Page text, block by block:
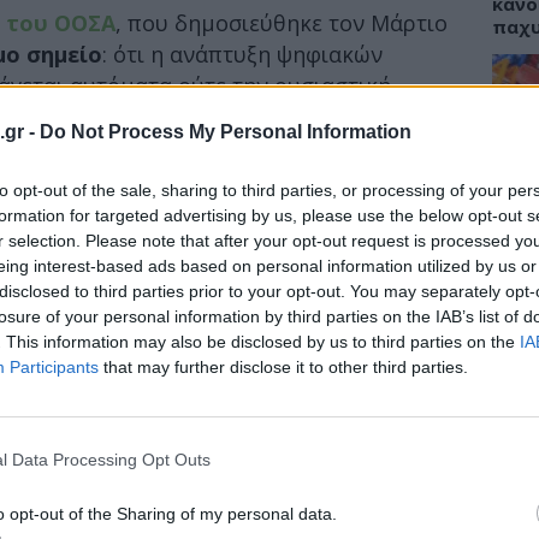
- Do Not Process My Personal Information
opt-out of the sale, sharing to third parties, or processing of your
for targeted advertising by us, please use the below opt-out
selection. Please note that after your opt-out request is processed
interest-based ads based on personal information utilized by us
to third parties prior to your opt-out. You may separately
of your personal information by third parties on the IAB’s list of
This information may also be disclosed by us to third parties on the
Participants that may further disclose it to other third parties.
Data Processing Opt Outs
opt-out of the Sharing of my personal data.
του ΟΟΣΑ, που δημοσιεύθηκε τον Μάρτιο
σημείο: ότι η ανάπτυξη ψηφιακών
αυτόματα ούτε την ουσιαστική
ούτε την ομαλή λειτουργία των
βασίστηκε στα δεδομένα της έρευνας
κενά και ασυνέχειες που, στην πράξη,
στιςδυνατότητεςτων συστημάτων
και μπορούν να αξιοποιήσουν οι
σε ένα συγκεκριμένο αλλά αποκαλυπτικό
των ηλεκτρονικών ιατρικών αρχείων
ότι μπορούν να τη
ΙΣΑ: